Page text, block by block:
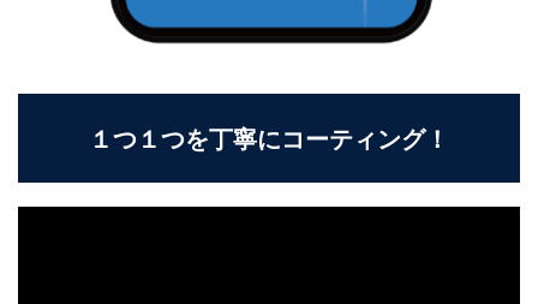
１つ１つを丁寧にコーティング！